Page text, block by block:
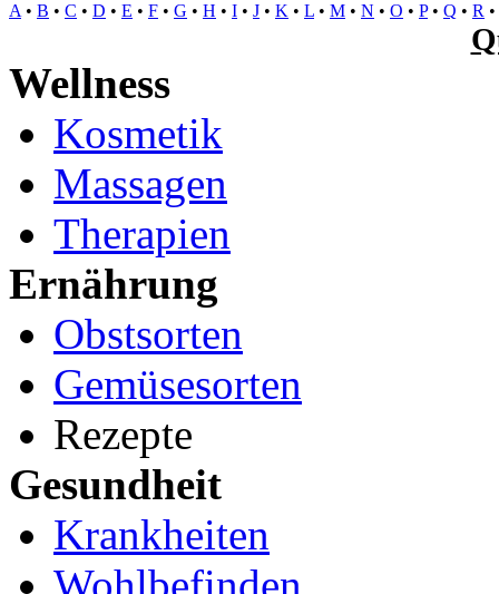
A • B • C • D • E • F • G • H • I • J • K • L • M • N • O • P• Q • R •
Wellness
Kosmetik
Massagen
Therapien
Ernährung
Obstsorten
Gemüsesorten
Rezepte
Gesundheit
Krankheiten